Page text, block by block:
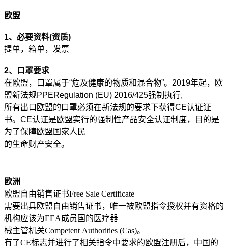
欧盟
1、必要资料(资质)
提单，箱单，发票
2、口罩要求
在欧盟，口罩属于“危及健康的物质和混合物”。2019年起，欧
盟新法规PPERegulation (EU) 2016/425强制执行,
所有出口欧盟的口罩必须在新法规的要求下获得CE认证证
书。CE认证是欧盟实行的强制性产品安全认证制度，目的是
为了保障欧盟国家人民
的生命财产安全。
欧洲
欧盟自由销售证书Free Sale Certificate
需要出具欧盟自由销售证书，唯一被欧盟指令授权并有资格的
机构应该为EEA成员国的医疗器
械主管机关Competent Authorities (Cas)。
有了CE标志并进行了相关指令中要求的欧盟注册后，中国的